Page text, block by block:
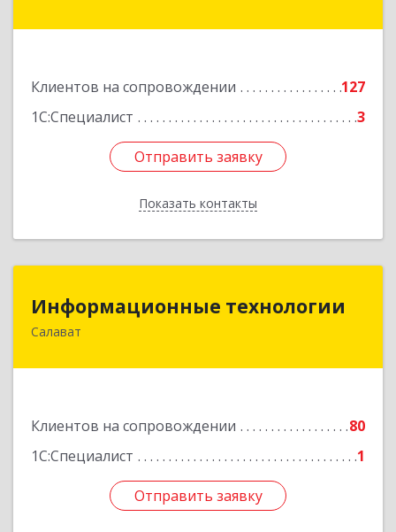
Клиентов на сопровождении
127
1С:Специалист
3
Отправить заявку
Показать контакты
Отправить заявку
Назад
Информационные технологии
Салават
Клиентов на сопровождении
80
1С:Специалист
1
Отправить заявку
Информационные технологии
Отправить заявку